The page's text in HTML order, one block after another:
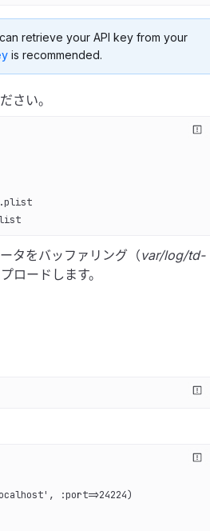
retrieve your API key from your
is recommended.
さい。
タをバッファリング（var/log/td-
ロードします。
:port=>24224)